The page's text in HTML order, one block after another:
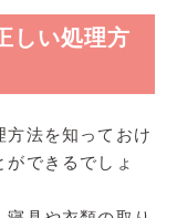
しい処理方
方法を知っておけ
できるでしょ